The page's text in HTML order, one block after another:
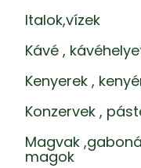
Italok,vízek
Kávé ,
Kenyerek ,
Konzervek ,
Magvak
magok